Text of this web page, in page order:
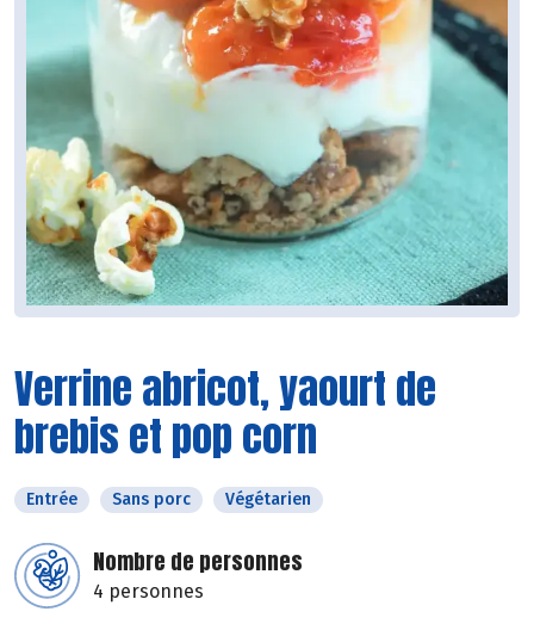
Verrine abricot, yaourt de
brebis et pop corn
Entrée Sans porc Végétarien
Nombre de personnes
4 personnes